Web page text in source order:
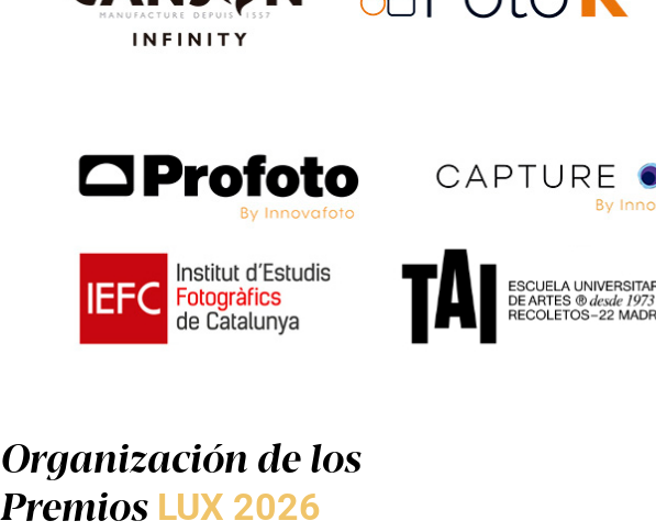
Organización de los
Premios LUX 2026